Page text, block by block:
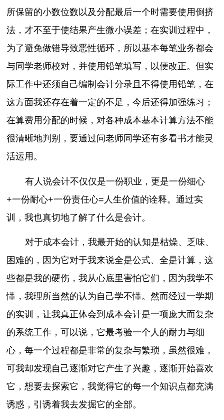
所保留的小数位数以及分配最后一个时需要使用倒挤
法，才不至于使结果产生微小误差；在实训过程中，
为了避免做错导致恶性循环，所以基本每笔业务都会
与同学老师校对，并使用铅笔填写，以便改正。但实
际工作中还须自己编制会计分录且不得使用铅笔，在
这方面我还存在着一定的不足，今后还得加强练习；
在算费用分配的时候，对各种成本基本计算方法不能
很清晰地判别，要通过问老师同学还有多看书才能灵
活运用。
有人说会计不仅仅是一份职业，更是一份细心
+一份耐心+一份责任心=人生价值的诠释。通过实
训，我也真切地了解了什么是会计。
对于成本会计，我最开始的认知是枯燥、乏味、
困难的，因为它对于我来说全是公式、全是计算，这
些都是我的硬伤，我从心底里害怕它们，因为我学不
懂，我理所当然的认为自己学不懂。然而经过一学期
的实训，让我真正体会到成本会计是一项庞大而复杂
的系统工作，可以说，它最考验一个人的耐力与细
心，每一个过程都是非常的复杂与繁琐，虽然很难，
可我却发现自己逐渐对它产生了兴趣，逐渐开始喜欢
它，想要去探索它，我觉得它的每一个知识点都充满
诱惑，引诱着我去发掘它的全部。